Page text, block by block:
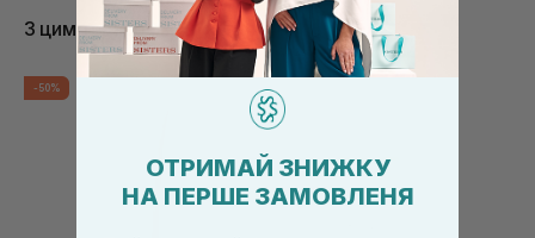
З цим товаром купують
-50%
ОТРИМАЙ ЗНИЖКУ
НА ПЕРШЕ ЗАМОВЛЕНЯ